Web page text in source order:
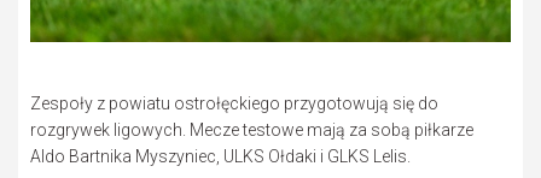
Zespoły z powiatu ostrołęckiego przygotowują się do
rozgrywek ligowych. Mecze testowe mają za sobą piłkarze
Aldo Bartnika Myszyniec, ULKS Ołdaki i GLKS Lelis.